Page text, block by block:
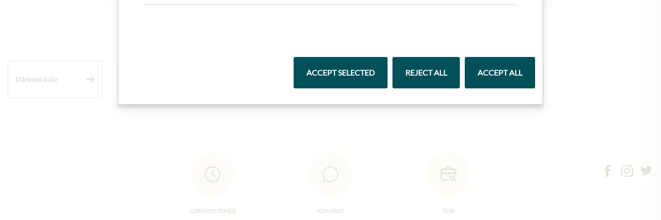
Dárkové koše
OPENING TIMES KONTAKT TISK
ACCEPT SELECTED REJECT ALL ACCEPT ALL